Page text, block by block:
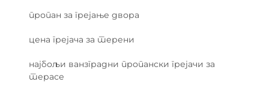
пропан за грејање двора
цена грејача за терени
најбољи ванзградни пропански грејачи за
терасе